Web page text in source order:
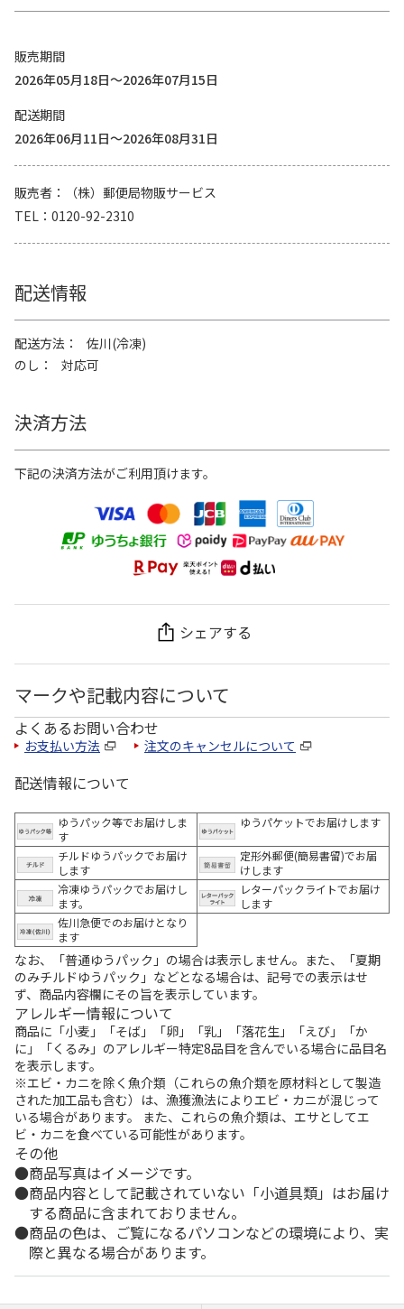
販売期間
2026年05月18日～2026年07月15日
配送期間
2026年06月11日～2026年08月31日
販売者
（株）郵便局物販サービス
TEL
0120-92-2310
配送情報
配送方法
佐川(冷凍)
のし
対応可
決済方法
下記の決済方法がご利用頂けます。
シェアする
マークや記載内容について
よくあるお問い合わせ
お支払い方法 注文のキャンセルについて
配送情報について
ゆうパック等でお届けしま
す
ゆうパケットでお届けします
チルドゆうパックでお届け
します
定形外郵便(簡易書留)でお届
けします
冷凍ゆうパックでお届けし
ます。
レターパックライトでお届け
します
佐川急便でのお届けとなり
ます
なお、「普通ゆうパック」の場合は表示しません。また、「夏期
のみチルドゆうパック」などとなる場合は、記号での表示はせ
ず、商品内容欄にその旨を表示しています。
アレルギー情報について
商品に「小麦」「そば」「卵」「乳」「落花生」「えび」「か
に」「くるみ」のアレルギー特定8品目を含んでいる場合に品目名
を表示します。
※エビ・カニを除く魚介類（これらの魚介類を原材料として製造
された加工品も含む）は、漁獲漁法によりエビ・カニが混じって
いる場合があります。 また、これらの魚介類は、エサとしてエ
ビ・カニを食べている可能性があります。
その他
商品写真はイメージです。
商品内容として記載されていない「小道具類」はお届け
する商品に含まれておりません。
商品の色は、ご覧になるパソコンなどの環境により、実
際と異なる場合があります。